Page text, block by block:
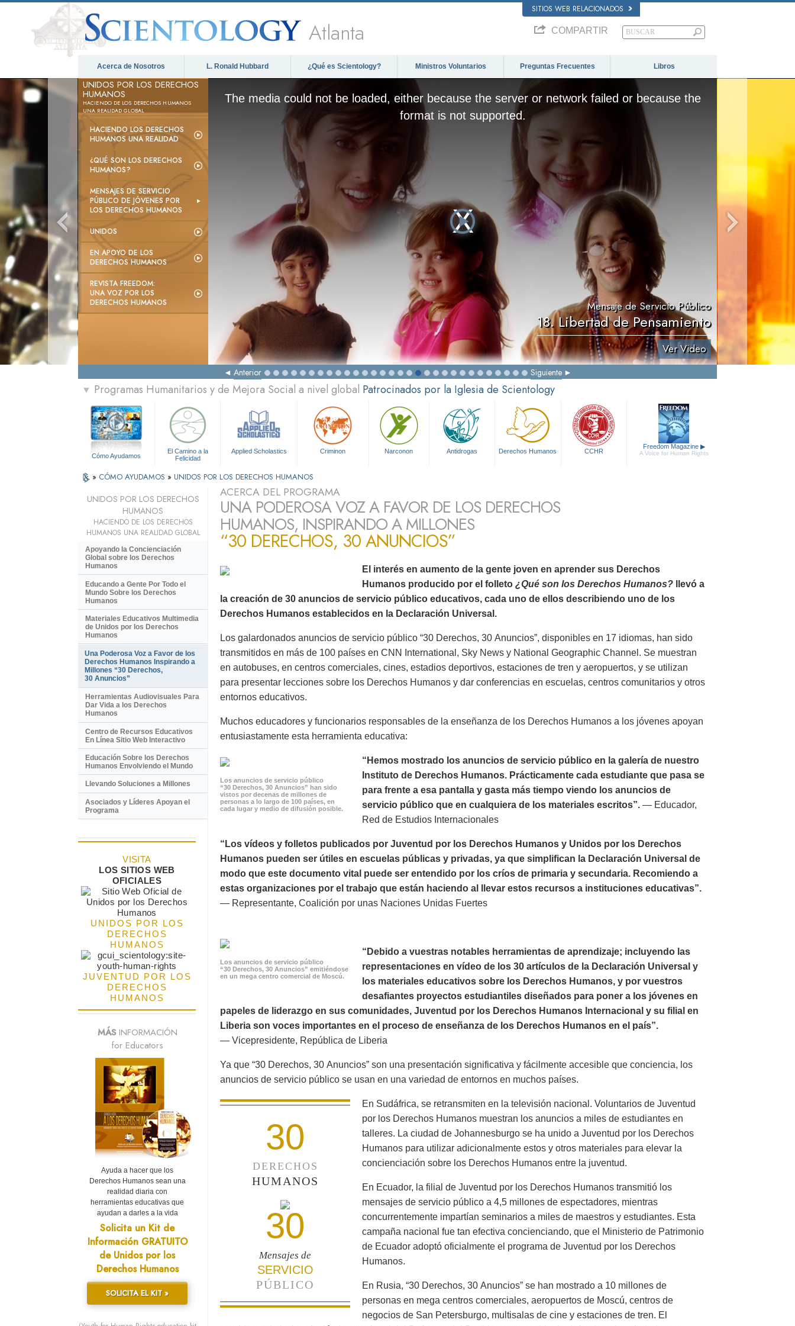
SITIOS WEB RELACIONADOS
Atlanta COMPARTIR
Acerca de Nosotros L. Ronald Hubbard ¿Qué es Scientology? Ministros Voluntarios Preguntas Frecuentes Libros
UNIDOS POR LOS DERECHOS
HUMANOS
HACIENDO DE LOS DERECHOS HUMANOS
UNA REALIDAD GLOBAL
HACIENDO LOS DERECHOS
HUMANOS UNA REALIDAD
¿QUÉ SON LOS DERECHOS
HUMANOS?
MENSAJES DE SERVICIO
PÚBLICO DE JÓVENES POR
LOS DERECHOS HUMANOS
UNIDOS
EN APOYO DE LOS
DERECHOS HUMANOS
REVISTA FREEDOM:
UNA VOZ POR LOS
DERECHOS HUMANOS
The media could not be loaded, either because the server or network failed or because the
format is not supported.
Mensaje de Servicio Público
18. Libertad de Pensamiento
Ver Video
Anterior Siguiente
▼ Programas Humanitarios y de Mejora Social a nivel global Patrocinados por la Iglesia de Scientology
Cómo Ayudamos
El Camino a la
Felicidad
Applied Scholastics Criminon Narconon Antidrogas Derechos Humanos CCHR
Freedom Magazine ▶
A Voice for Human Rights
» CÓMO AYUDAMOS » UNIDOS POR LOS DERECHOS HUMANOS
ACERCA DEL PROGRAMA
UNA PODEROSA VOZ A FAVOR DE LOS DERECHOS
HUMANOS, INSPIRANDO A MILLONES
“30 DERECHOS, 30 ANUNCIOS”
El interés en aumento de la gente joven en aprender sus Derechos
Humanos producido por el folleto ¿Qué son los Derechos Humanos? llevó a
la creación de 30 anuncios de servicio público educativos, cada uno de ellos describiendo uno de los
Derechos Humanos establecidos en la Declaración Universal.
Los galardonados anuncios de servicio público “30 Derechos, 30 Anuncios”, disponibles en 17 idiomas, han sido
transmitidos en más de 100 países en CNN International, Sky News y National Geographic Channel. Se muestran
en autobuses, en centros comerciales, cines, estadios deportivos, estaciones de tren y aeropuertos, y se utilizan
para presentar lecciones sobre los Derechos Humanos y dar conferencias en escuelas, centros comunitarios y otros
entornos educativos.
Muchos educadores y funcionarios responsables de la enseñanza de los Derechos Humanos a los jóvenes apoyan
entusiastamente esta herramienta educativa:
Los anuncios de servicio público
“30 Derechos, 30 Anuncios” han sido
vistos por decenas de millones de
personas a lo largo de 100 países, en
cada lugar y medio de difusión posible.
“Hemos mostrado los anuncios de servicio público en la galería de nuestro
Instituto de Derechos Humanos. Prácticamente cada estudiante que pasa se
para frente a esa pantalla y gasta más tiempo viendo los anuncios de
servicio público que en cualquiera de los materiales escritos”. — Educador,
Red de Estudios Internacionales
“Los vídeos y folletos publicados por Juventud por los Derechos Humanos y Unidos por los Derechos
Humanos pueden ser útiles en escuelas públicas y privadas, ya que simplifican la Declaración Universal de
modo que este documento vital puede ser entendido por los críos de primaria y secundaria. Recomiendo a
estas organizaciones por el trabajo que están haciendo al llevar estos recursos a instituciones educativas”.
— Representante, Coalición por unas Naciones Unidas Fuertes
Los anuncios de servicio público
“30 Derechos, 30 Anuncios” emitiéndose
en un mega centro comercial de Moscú.
“Debido a vuestras notables herramientas de aprendizaje; incluyendo las
representaciones en vídeo de los 30 artículos de la Declaración Universal y
los materiales educativos sobre los Derechos Humanos, y por vuestros
desafiantes proyectos estudiantiles diseñados para poner a los jóvenes en
papeles de liderazgo en sus comunidades, Juventud por los Derechos Humanos Internacional y su filial en
Liberia son voces importantes en el proceso de enseñanza de los Derechos Humanos en el país”.
— Vicepresidente, República de Liberia
Ya que “30 Derechos, 30 Anuncios” son una presentación significativa y fácilmente accesible que conciencia, los
anuncios de servicio público se usan en una variedad de entornos en muchos países.
30
DERECHOS
HUMANOS
30
Mensajes de
SERVICIO
PÚBLICO
En Sudáfrica, se retransmiten en la televisión nacional. Voluntarios de Juventud
por los Derechos Humanos muestran los anuncios a miles de estudiantes en
talleres. La ciudad de Johannesburgo se ha unido a Juventud por los Derechos
Humanos para utilizar adicionalmente estos y otros materiales para elevar la
concienciación sobre los Derechos Humanos entre la juventud.
En Ecuador, la filial de Juventud por los Derechos Humanos transmitió los
mensajes de servicio público a 4,5 millones de espectadores, mientras
concurrentemente impartían seminarios a miles de maestros y estudiantes. Esta
campaña nacional fue tan efectiva concienciando, que el Ministerio de Patrimonio
de Ecuador adoptó oficialmente el programa de Juventud por los Derechos
Humanos.
En Rusia, “30 Derechos, 30 Anuncios” se han mostrado a 10 millones de
personas en mega centros comerciales, aeropuertos de Moscú, centros de
negocios de San Petersburgo, multisalas de cine y estaciones de tren. El
UNIDOS POR LOS DERECHOS
HUMANOS
HACIENDO DE LOS DERECHOS
HUMANOS UNA REALIDAD GLOBAL
Apoyando la Concienciación
Global sobre los Derechos
Humanos
Educando a Gente Por Todo el
Mundo Sobre los Derechos
Humanos
Materiales Educativos Multimedia
de Unidos por los Derechos
Humanos
Una Poderosa Voz a Favor de los
Derechos Humanos Inspirando a
Millones “30 Derechos,
30 Anuncios”
Herramientas Audiovisuales Para
Dar Vida a los Derechos
Humanos
Centro de Recursos Educativos
En Línea Sitio Web Interactivo
Educación Sobre los Derechos
Humanos Envolviendo el Mundo
Llevando Soluciones a Millones
Asociados y Líderes Apoyan el
Programa
VISITA
LOS SITIOS WEB
OFICIALES
UNIDOS POR LOS
DERECHOS
HUMANOS
JUVENTUD POR LOS
DERECHOS
HUMANOS
MÁSINFORMACIÓN
for Educators
Ayuda a hacer que los
Derechos Humanos sean una
realidad diaria con
herramientas educativas que
ayudan a darles a la vida
Solicita un Kit de
Información GRATUITO
de Unidos por los
Derechos Humanos
SOLICITA EL KIT »